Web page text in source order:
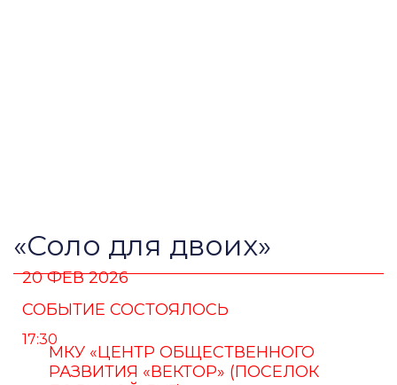
«Соло для двоих»
20 ФЕВ 2026
СОБЫТИЕ СОСТОЯЛОСЬ
17:30
МКУ «ЦЕНТР ОБЩЕСТВЕННОГО
РАЗВИТИЯ «ВЕКТОР» (ПОСЕЛОК